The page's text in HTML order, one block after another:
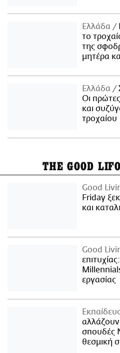
Ελλάδα
το
της
μητέρα
Ελλάδα
Οι
και
τροχαίου
THE GOOD LIFO
Good
Friday
και
Good
εργασίας
σπουδές
θεσμική